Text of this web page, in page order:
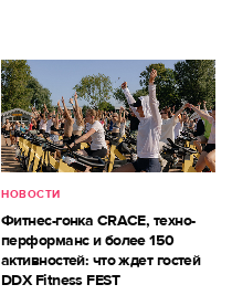
НОВОСТИ
Фитнес-гонка CRACE, техно-
перформанс и более 150
активностей: что ждет гостей
DDX Fitness FEST